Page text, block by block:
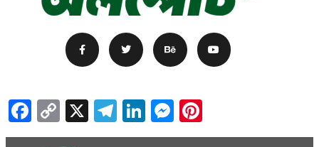
Facebook
Copy
Link
X Telegram
LinkedIn
Messenger